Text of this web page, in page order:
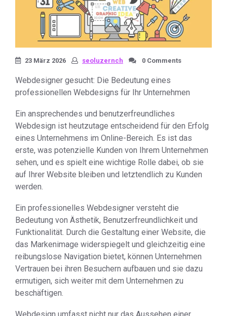
23 März 2026 seoluzernch 0 Comments
Webdesigner gesucht: Die Bedeutung eines
professionellen Webdesigns für Ihr Unternehmen
Ein ansprechendes und benutzerfreundliches
Webdesign ist heutzutage entscheidend für den Erfolg
eines Unternehmens im Online-Bereich. Es ist das
erste, was potenzielle Kunden von Ihrem Unternehmen
sehen, und es spielt eine wichtige Rolle dabei, ob sie
auf Ihrer Website bleiben und letztendlich zu Kunden
werden.
Ein professionelles Webdesigner versteht die
Bedeutung von Ästhetik, Benutzerfreundlichkeit und
Funktionalität. Durch die Gestaltung einer Website, die
das Markenimage widerspiegelt und gleichzeitig eine
reibungslose Navigation bietet, können Unternehmen
Vertrauen bei ihren Besuchern aufbauen und sie dazu
ermutigen, sich weiter mit dem Unternehmen zu
beschäftigen.
Webdesign umfasst nicht nur das Aussehen einer